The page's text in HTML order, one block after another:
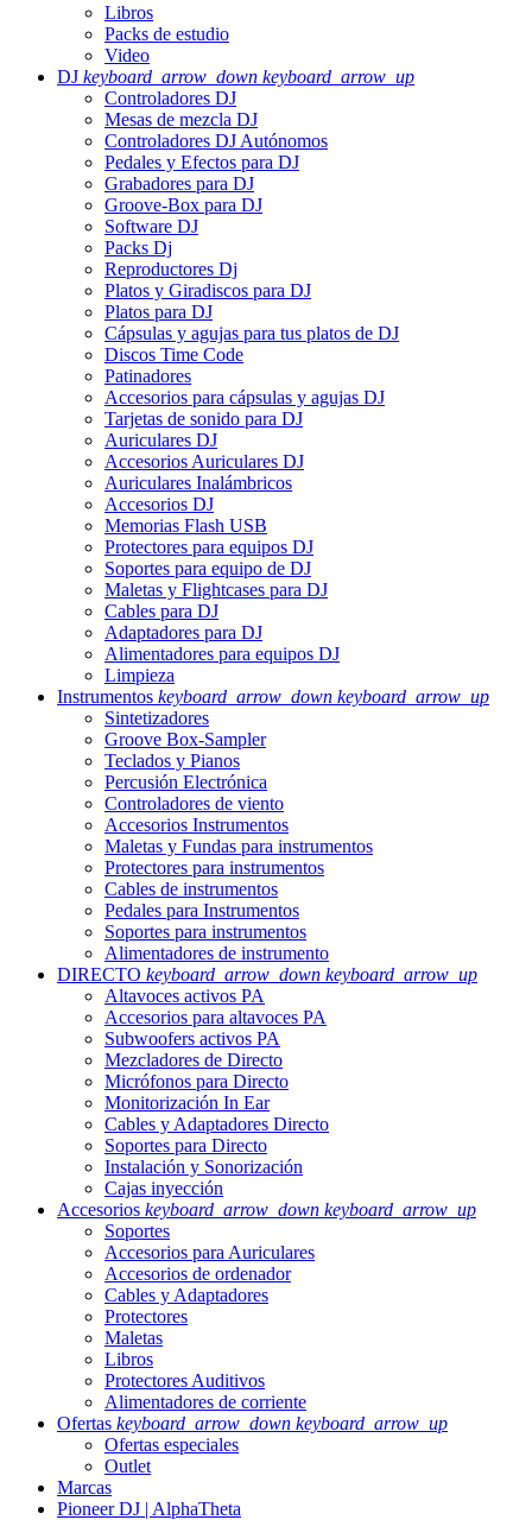
Libros
Packs de estudio
Video
DJ keyboard_arrow_down keyboard_arrow_up
Controladores DJ
Mesas de mezcla DJ
Controladores DJ Autónomos
Pedales y Efectos para DJ
Grabadores para DJ
Groove-Box para DJ
Software DJ
Packs Dj
Reproductores Dj
Platos y Giradiscos para DJ
Platos para DJ
Cápsulas y agujas para tus platos de DJ
Discos Time Code
Patinadores
Accesorios para cápsulas y agujas DJ
Tarjetas de sonido para DJ
Auriculares DJ
Accesorios Auriculares DJ
Auriculares Inalámbricos
Accesorios DJ
Memorias Flash USB
Protectores para equipos DJ
Soportes para equipo de DJ
Maletas y Flightcases para DJ
Cables para DJ
Adaptadores para DJ
Alimentadores para equipos DJ
Limpieza
Instrumentos keyboard_arrow_down keyboard_arrow_up
Sintetizadores
Groove Box-Sampler
Teclados y Pianos
Percusión Electrónica
Controladores de viento
Accesorios Instrumentos
Maletas y Fundas para instrumentos
Protectores para instrumentos
Cables de instrumentos
Pedales para Instrumentos
Soportes para instrumentos
Alimentadores de instrumento
DIRECTO keyboard_arrow_down keyboard_arrow_up
Altavoces activos PA
Accesorios para altavoces PA
Subwoofers activos PA
Mezcladores de Directo
Micrófonos para Directo
Monitorización In Ear
Cables y Adaptadores Directo
Soportes para Directo
Instalación y Sonorización
Cajas inyección
Accesorios keyboard_arrow_down keyboard_arrow_up
Soportes
Accesorios para Auriculares
Accesorios de ordenador
Cables y Adaptadores
Protectores
Maletas
Libros
Protectores Auditivos
Alimentadores de corriente
Ofertas keyboard_arrow_down keyboard_arrow_up
Ofertas especiales
Outlet
Marcas
Pioneer DJ | AlphaTheta